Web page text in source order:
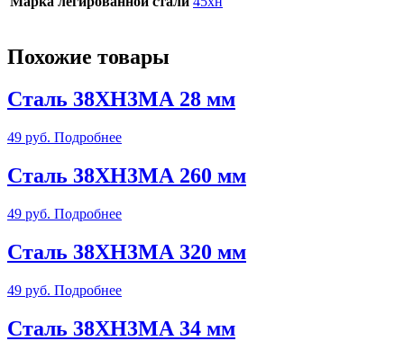
Похожие товары
Сталь 38ХН3МА 28 мм
49 руб. Подробнее
Сталь 38ХН3МА 260 мм
49 руб. Подробнее
Сталь 38ХН3МА 320 мм
49 руб. Подробнее
Сталь 38ХН3МА 34 мм